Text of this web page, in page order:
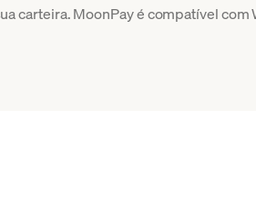
carteira. MoonPay é compatível